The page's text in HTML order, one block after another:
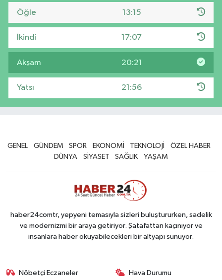
Öğle 13:15
İkindi 17:07
Akşam 20:21
Yatsı 21:56
GENEL GÜNDEM SPOR EKONOMİ TEKNOLOJİ
ÖZEL HABER
DÜNYA
SİYASET SAĞLIK YAŞAM
haber24comtr, yepyeni temasıyla sizleri buluştururken, sadelik
ve modernizmi bir araya getiriyor. Şatafattan kaçınıyor ve
insanlara haber okuyabilecekleri bir altyapı sunuyor.
Nöbetçi Eczaneler Hava Durumu